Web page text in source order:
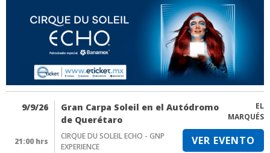
9/9/26
Gran Carpa Soleil en el Autódromo
de Querétaro
EL
MARQUÉS
21:00 hrs
CIRQUE DU SOLEIL ECHO - GNP
EXPERIENCE
VER EVENTO